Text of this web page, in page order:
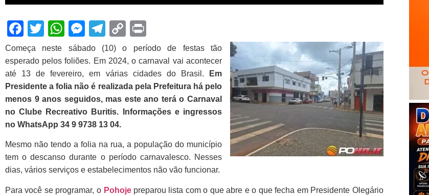
Facebook
Twitter
WhatsApp
Messenger
Telegram
Copy
Link
Começa neste sábado (10) o período de festas tão
esperado pelos foliões. Em 2024, o carnaval vai acontecer
até 13 de fevereiro, em várias cidades do Brasil.
Em
Presidente a folia não é realizada pela Prefeitura há pelo
menos 9 anos seguidos, mas este ano terá o Carnaval
no Clube Recreativo Buritis. Informações e ingressos
no WhatsApp 34 9 9738 13 04.
Mesmo não tendo a folia na rua, a população do município
tem o descanso durante o período carnavalesco. Nesses
dias, vários serviços e estabelecimentos não vão funcionar.
Para você se programar, o Pohojepreparou lista com o que abre e o que fecha em Presidente Olegário